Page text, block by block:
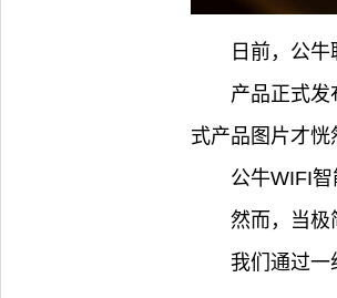
日前，公
产品正式
式产品图片才恍
公牛WIFI
然而，当极
我们通过一